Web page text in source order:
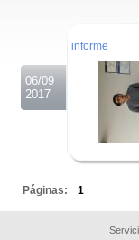
06/09
2017
informe
Páginas: 1